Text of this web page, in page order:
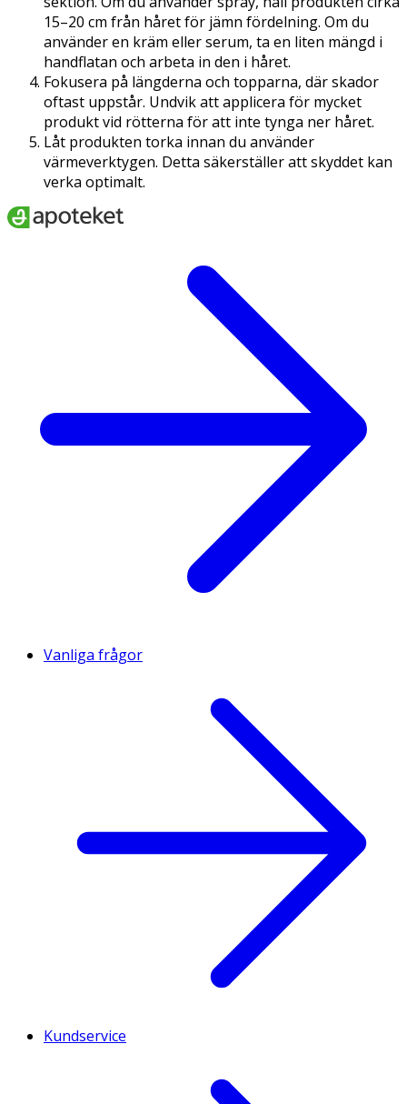
15–20 cm från håret för jämn fördelning. Om du
använder en kräm eller serum, ta en liten mängd i
handflatan och arbeta in den i håret.
Fokusera på längderna och topparna, där skador
oftast uppstår. Undvik att applicera för mycket
produkt vid rötterna för att inte tynga ner håret.
Låt produkten torka innan du använder
värmeverktygen. Detta säkerställer att skyddet kan
verka optimalt.
Vanliga frågor
Kundservice